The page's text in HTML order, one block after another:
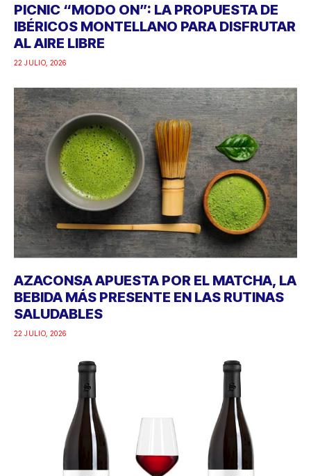
PICNIC “MODO ON”: LA PROPUESTA DE
IBÉRICOS MONTELLANO PARA DISFRUTAR
AL AIRE LIBRE
22 JULIO, 2026
AZACONSA APUESTA POR EL MATCHA, LA
BEBIDA MÁS PRESENTE EN LAS RUTINAS
SALUDABLES
22 JULIO, 2026